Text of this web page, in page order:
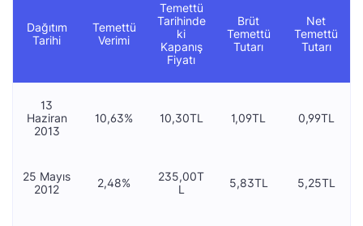
Dağıtım
Tarihi
Temettü
Verimi
Temettü
Tarihinde
ki
Kapanış
Fiyatı
Brüt
Temettü
Tutarı
Net
Temettü
Tutarı
13
Haziran
2013
10,63% 10,30TL 1,09TL 0,99TL
25 Mayıs
2012
2,48%
235,00T
L
5,83TL 5,25TL